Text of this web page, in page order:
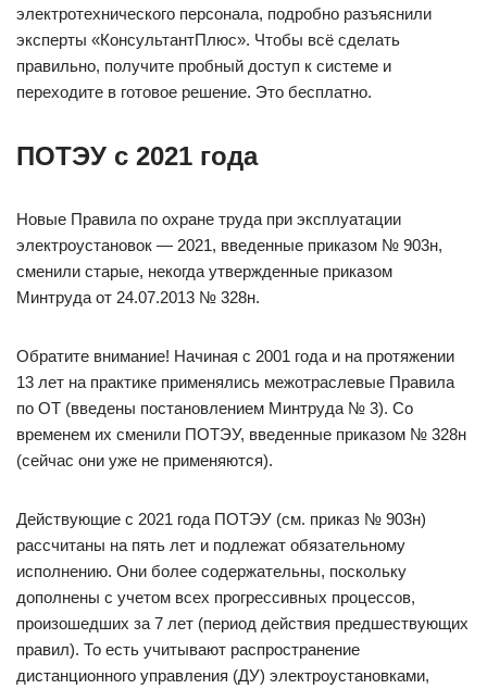
электротехнического персонала, подробно разъяснили
эксперты «КонсультантПлюс». Чтобы всё сделать
правильно, получите пробный доступ к системе и
переходите в готовое решение. Это бесплатно.
ПОТЭУ с 2021 года
Новые Правила по охране труда при эксплуатации
электроустановок — 2021, введенные приказом № 903н,
сменили старые, некогда утвержденные приказом
Минтруда от 24.07.2013 № 328н.
Обратите внимание! Начиная с 2001 года и на протяжении
13 лет на практике применялись межотраслевые Правила
по ОТ (введены постановлением Минтруда № 3). Со
временем их сменили ПОТЭУ, введенные приказом № 328н
(сейчас они уже не применяются).
Действующие с 2021 года ПОТЭУ (см. приказ № 903н)
рассчитаны на пять лет и подлежат обязательному
исполнению. Они более содержательны, поскольку
дополнены с учетом всех прогрессивных процессов,
произошедших за 7 лет (период действия предшествующих
правил). То есть учитывают распространение
дистанционного управления (ДУ) электроустановками,